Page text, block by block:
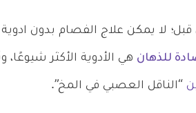
قبل؛ لا يمكن علاج الفصام بدون
للذهان هي الأدوية الأكثر
“الناقل العصبي في المخ”.